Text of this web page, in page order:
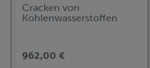
Cracken von
Kohlenwasserstoffen
962,00 €